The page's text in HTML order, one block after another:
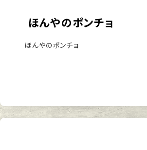
ほんやのポンチョ
ほんやのポンチョ